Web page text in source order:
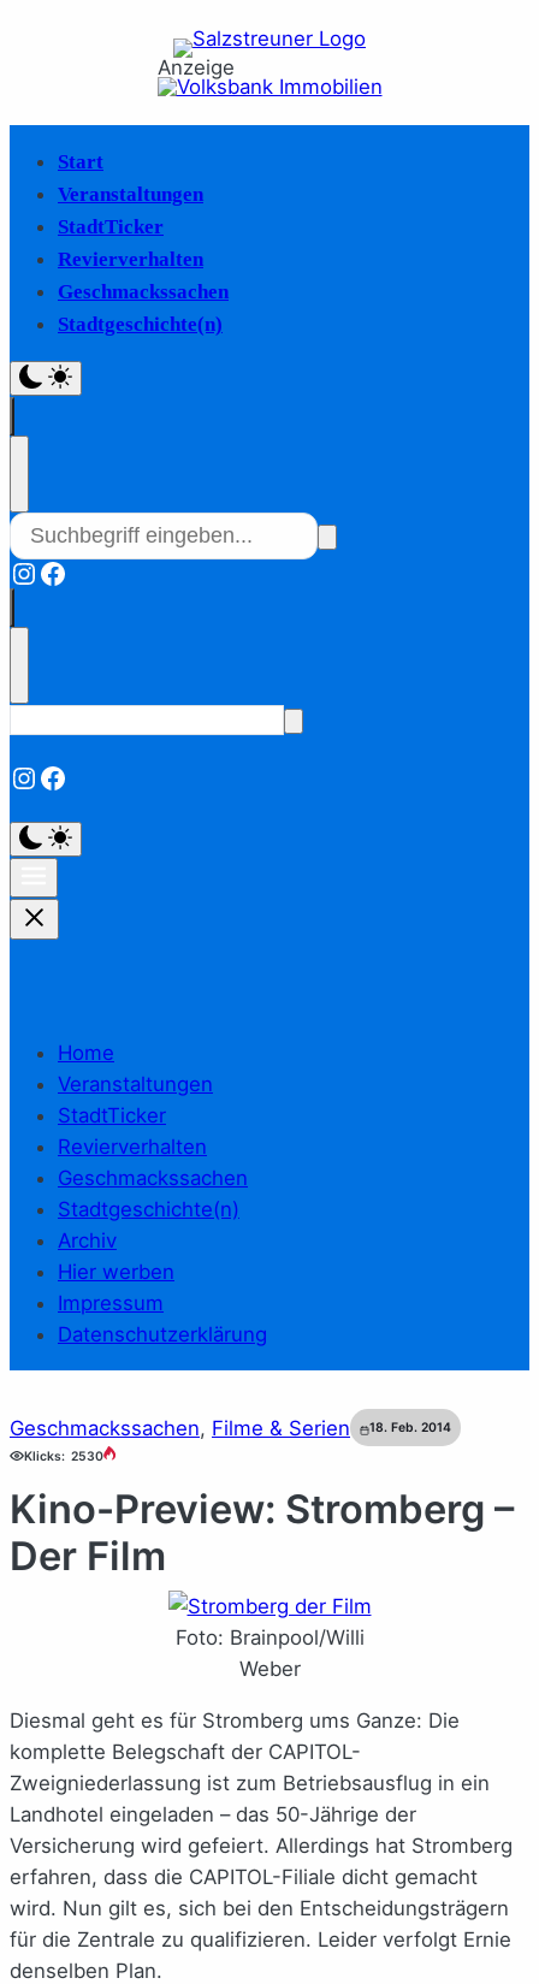
Anzeige
Start
Veranstaltungen
StadtTicker
Revierverhalten
Geschmackssachen
Stadtgeschichte(n)
Instagram
Facebook
Instagram
Facebook
Home
Veranstaltungen
StadtTicker
Revierverhalten
Geschmackssachen
Stadtgeschichte(n)
Archiv
Hier werben
Impressum
Datenschutzerklärung
Geschmackssachen, Filme & Serien
18. Feb. 2014
Klicks: 2530
Kino-Preview: Stromberg –
Der Film
Foto: Brainpool/Willi
Weber
Diesmal geht es für Stromberg ums Ganze: Die
komplette Belegschaft der CAPITOL-
Zweigniederlassung ist zum Betriebsausflug in ein
Landhotel eingeladen – das 50-Jährige der
Versicherung wird gefeiert. Allerdings hat Stromberg
erfahren, dass die CAPITOL-Filiale dicht gemacht
wird. Nun gilt es, sich bei den Entscheidungsträgern
für die Zentrale zu qualifizieren. Leider verfolgt Ernie
denselben Plan.